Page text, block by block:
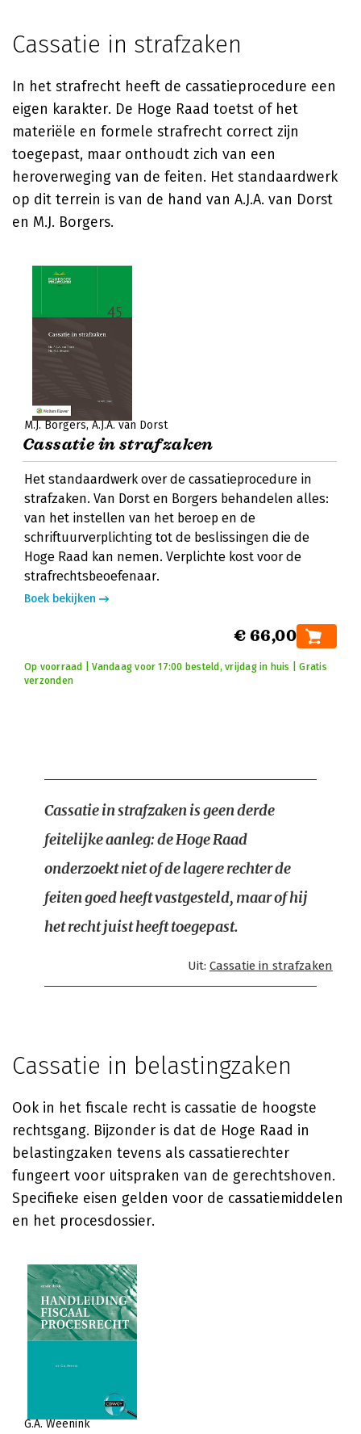
Cassatie in strafzaken
In het strafrecht heeft de cassatieprocedure een
eigen karakter. De Hoge Raad toetst of het
materiële en formele strafrecht correct zijn
toegepast, maar onthoudt zich van een
heroverweging van de feiten. Het standaardwerk
op dit terrein is van de hand van A.J.A. van Dorst
en M.J. Borgers.
M.J. Borgers A.J.A. van Dorst
Cassatie in strafzaken
Het standaardwerk over de cassatieprocedure in
strafzaken. Van Dorst en Borgers behandelen alles:
van het instellen van het beroep en de
schriftuurverplichting tot de beslissingen die de
Hoge Raad kan nemen. Verplichte kost voor de
strafrechtsbeoefenaar.
Boek bekijken
€ 66,00
Op voorraad | Vandaag voor 17:00 besteld, vrijdag in huis | Gratis
verzonden
Cassatie in strafzaken is geen derde
feitelijke aanleg: de Hoge Raad
onderzoekt niet of de lagere rechter de
feiten goed heeft vastgesteld, maar of hij
het recht juist heeft toegepast.
Uit: Cassatie in strafzaken
Cassatie in belastingzaken
Ook in het fiscale recht is cassatie de hoogste
rechtsgang. Bijzonder is dat de Hoge Raad in
belastingzaken tevens als cassatierechter
fungeert voor uitspraken van de gerechtshoven.
Specifieke eisen gelden voor de cassatiemiddelen
en het procesdossier.
G.A. Weenink